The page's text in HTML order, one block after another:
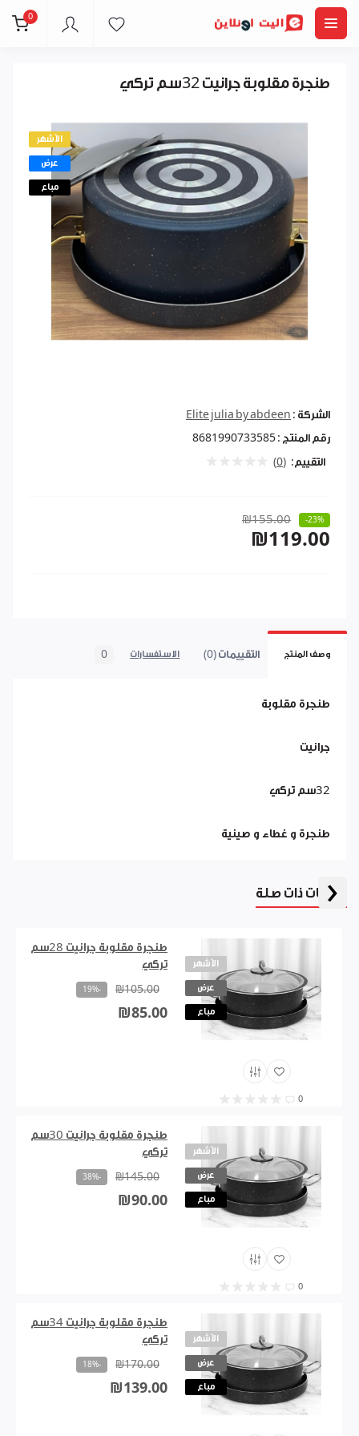
0
‹
طنجرة مقلوبة جرانيت 32سم تركي
الأشهر
عرض
مباع
الشركة : Elite julia by abdeen
رقم المنتج : 8681990733585
التقييم: (0)
₪155.00 -23%
₪119.00
وصف المنتج التقييمات (0) الاستفسارات 0
طنجرة مقلوبة
جرانيت
32سم تركي
طنجرة و غطاء و صينية
منتجات ذات صلة
الأشهر
عرض
مباع
0
طنجرة مقلوبة جرانيت 28سم
تركي
₪105.00
-19%
₪85.00
الأشهر
عرض
مباع
0
طنجرة مقلوبة جرانيت 30سم
تركي
₪145.00
-38%
₪90.00
الأشهر
عرض
مباع
طنجرة مقلوبة جرانيت 34سم
تركي
₪170.00
-18%
₪139.00